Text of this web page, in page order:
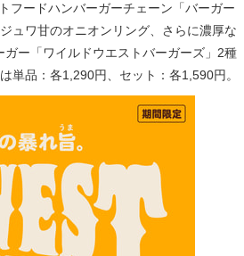
フードハンバーガーチェーン「バーガー
ュワ甘のオニオンリング、さらに濃厚な
ー「ワイルドウエストバーガーズ」2種
単品：各1,290円、セット：各1,590円。